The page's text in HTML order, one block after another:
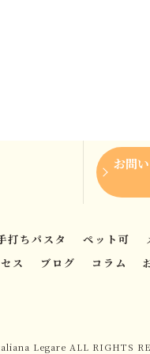
お問
打ちパスタ ペット可
ス ブログ コラム
Legare ALL RIGHTS